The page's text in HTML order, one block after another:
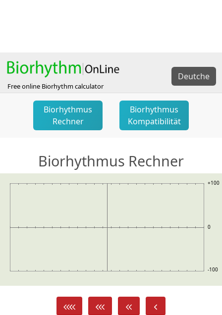
Free online Biorhythm calculator
Deutche
Biorhythmus
Rechner
Biorhythmus
Kompatibilität
Biorhythmus Rechner
+100
0
-100